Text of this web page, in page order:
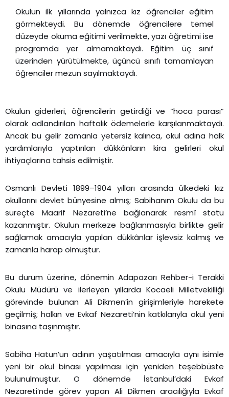
Okulun ilk yıllarında yalnızca kız öğrenciler eğitim
görmekteydi. Bu dönemde öğrencilere temel
düzeyde okuma eğitimi verilmekte, yazı öğretimi ise
programda yer almamaktaydı. Eğitim üç sınıf
üzerinden yürütülmekte, üçüncü sınıfı tamamlayan
öğrenciler mezun sayılmaktaydı.
Okulun giderleri, öğrencilerin getirdiği ve “hoca parası”
olarak adlandırılan haftalık ödemelerle karşılanmaktaydı.
Ancak bu gelir zamanla yetersiz kalınca, okul adına halk
yardımlarıyla yaptırılan dükkânların kira gelirleri okul
ihtiyaçlarına tahsis edilmiştir.
Osmanlı Devleti1899–1904 yılları arasında ülkedeki kız
okullarını devlet bünyesine almış; Sabihanım Okulu da bu
süreçte Maarif Nezareti’ne bağlanarak resmî statü
kazanmıştır. Okulun merkeze bağlanmasıyla birlikte gelir
sağlamak amacıyla yapılan dükkânlar işlevsiz kalmış ve
zamanla harap olmuştur.
Bu durum üzerine, dönemin Adapazarı Rehber-i Terakki
Okulu Müdürü ve ilerleyen yıllarda Kocaeli Milletvekilliği
görevinde bulunan Ali Dikmen’in girişimleriyle harekete
geçilmiş; halkın ve Evkaf Nezareti’nin katkılarıyla okul yeni
binasına taşınmıştır.
Sabiha Hatun’un adının yaşatılması amacıyla aynı isimle
yeni bir okul binası yapılması için yeniden teşebbüste
bulunulmuştur. O dönemde İstanbul’daki Evkaf
Nezareti’nde görev yapan Ali Dikmen aracılığıyla Evkaf